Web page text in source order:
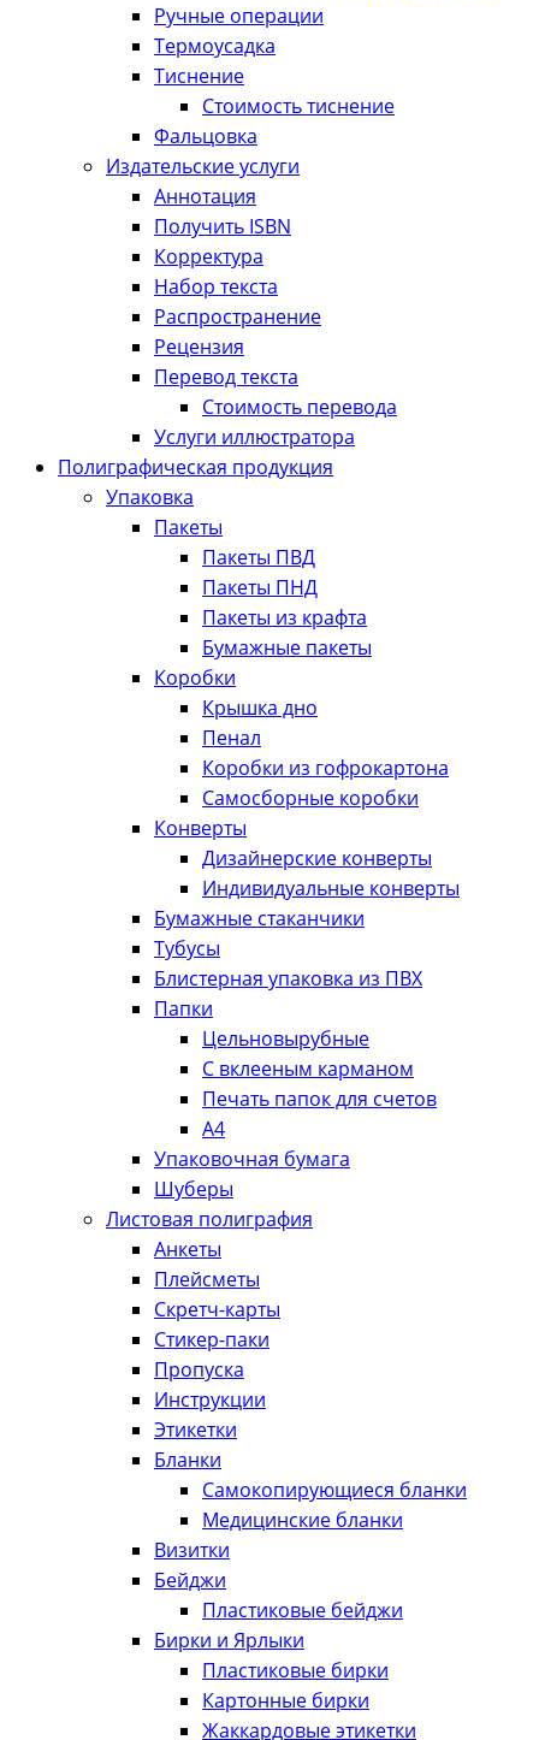
Ручные операции
Термоусадка
Тиснение
Стоимость тиснение
Фальцовка
Издательские услуги
Аннотация
Получить ISBN
Корректура
Набор текста
Распространение
Рецензия
Перевод текста
Стоимость перевода
Услуги иллюстратора
Полиграфическая продукция
Упаковка
Пакеты
Пакеты ПВД
Пакеты ПНД
Пакеты из крафта
Бумажные пакеты
Коробки
Крышка дно
Пенал
Коробки из гофрокартона
Самосборные коробки
Конверты
Дизайнерские конверты
Индивидуальные конверты
Бумажные стаканчики
Тубусы
Блистерная упаковка из ПВХ
Папки
Цельновырубные
С вклееным карманом
Печать папок для счетов
А4
Упаковочная бумага
Шуберы
Листовая полиграфия
Анкеты
Плейсметы
Скретч-карты
Стикер-паки
Пропуска
Инструкции
Этикетки
Бланки
Самокопирующиеся бланки
Медицинские бланки
Визитки
Бейджи
Пластиковые бейджи
Бирки и Ярлыки
Пластиковые бирки
Картонные бирки
Жаккардовые этикетки